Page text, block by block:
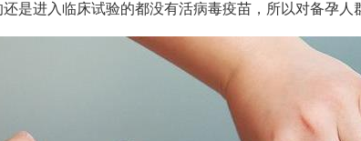
是进入临床试验的都没有活病毒疫苗，所以对备孕人